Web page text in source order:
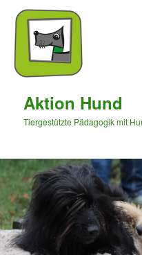
Aktion Hund
Tiergestützte Pädagogik mit